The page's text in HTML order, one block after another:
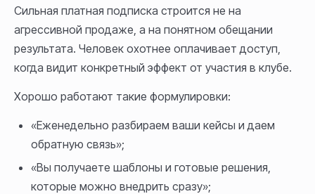
Сильная платная подписка строится не на
агрессивной продаже, а на понятном обещании
результата. Человек охотнее оплачивает доступ,
когда видит конкретный эффект от участия в клубе.
Хорошо работают такие формулировки:
«Еженедельно разбираем ваши кейсы и даем
обратную связь»;
«Вы получаете шаблоны и готовые решения,
которые можно внедрить сразу»;